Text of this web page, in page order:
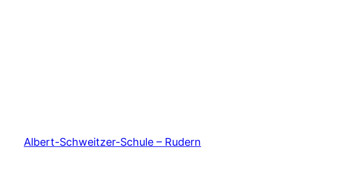
Albert-Schweitzer-Schule – Rudern